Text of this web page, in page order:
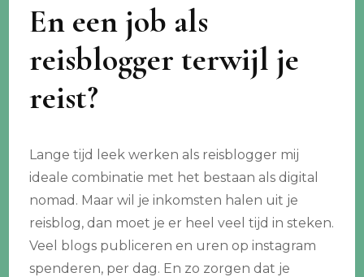
En een job als
reisblogger terwijl je
reist?
Lange tijd leek werken als reisblogger mij
ideale combinatie met het bestaan als digital
nomad. Maar wil je inkomsten halen uit je
reisblog, dan moet je er heel veel tijd in steken.
Veel blogs publiceren en uren op instagram
spenderen, per dag. En zo zorgen dat je